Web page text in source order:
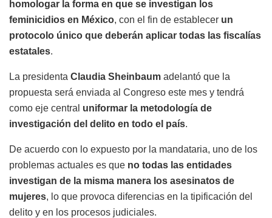
homologar la forma en que se investigan los
feminicidios en México, con el fin de establecer un
protocolo único que deberán aplicar todas las fiscalías
estatales.
La presidenta Claudia Sheinbaum adelantó que la
propuesta será enviada al Congreso este mes y tendrá
como eje central uniformar la metodología de
investigación del delito en todo el país.
De acuerdo con lo expuesto por la mandataria, uno de los
problemas actuales es que no todas las entidades
investigan de la misma manera los asesinatos de
mujeres, lo que provoca diferencias en la tipificación del
delito y en los procesos judiciales.